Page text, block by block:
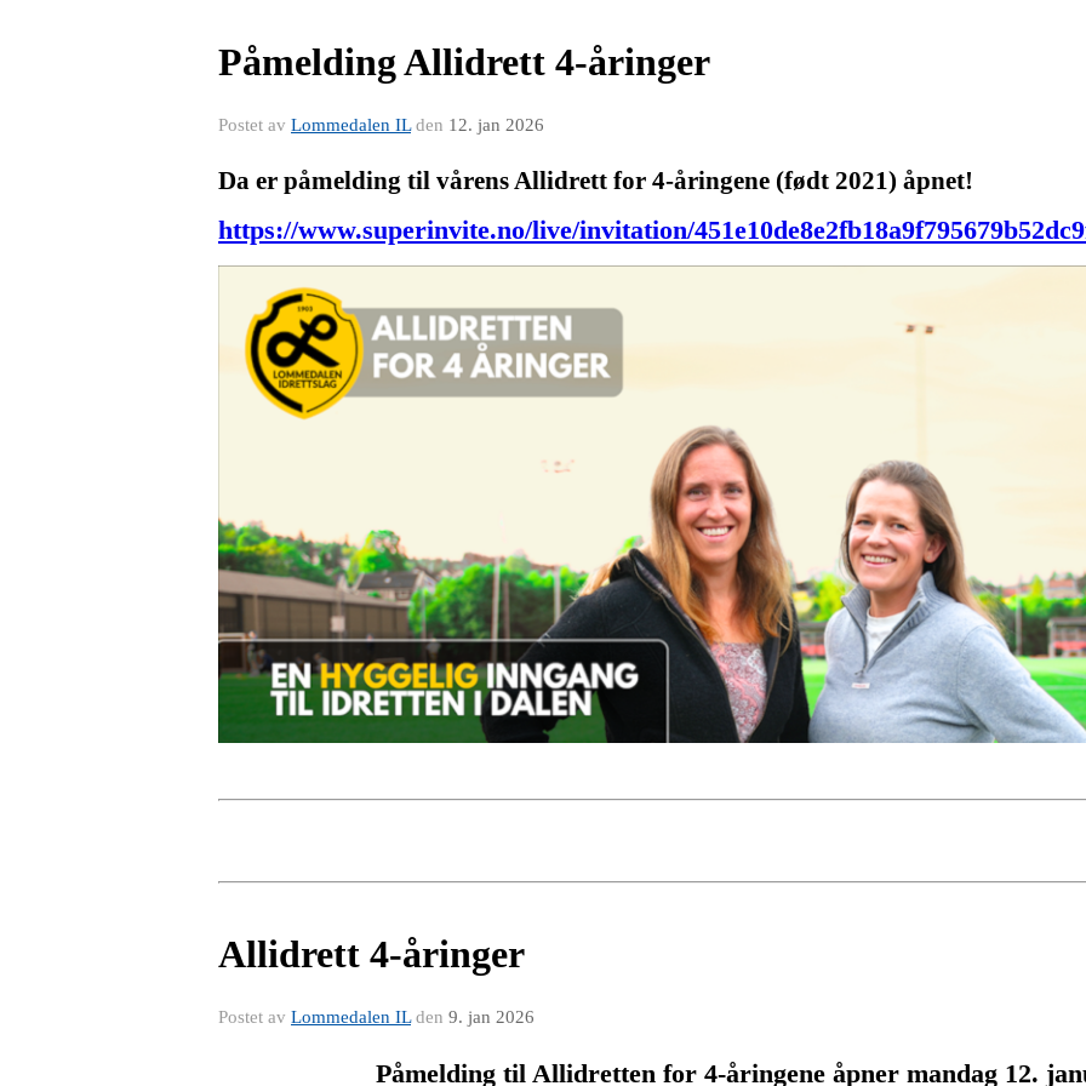
Påmelding Allidrett 4-åringer
Postet av Lommedalen ILden 12. jan 2026
Da er påmelding til vårens Allidrett for 4-åringene (født 2021) åpnet!
https://www.superinvite.no/live/invitation/
Allidrett 4-åringer
Postet av Lommedalen ILden 9. jan 2026
Påmelding til Allidretten for 4-åringene åpner mandag 12.